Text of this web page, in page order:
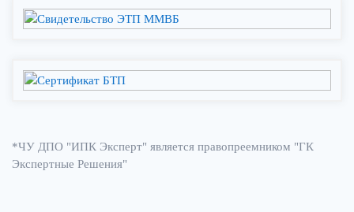
*ЧУ ДПО "ИПК Эксперт" является правопреемником "ГК
Экспертные Решения"